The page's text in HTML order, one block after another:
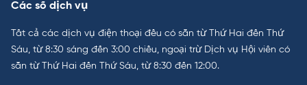
Các số dịch vụ
Tất cả các dịch vụ điện thoại đều có sẵn từ Thứ Hai đến Thứ
Sáu, từ 8:30 sáng đến 3:00 chiều, ngoại trừ Dịch vụ Hội viên có
sẵn từ Thứ Hai đến Thứ Sáu, từ 8:30 đến 12:00.